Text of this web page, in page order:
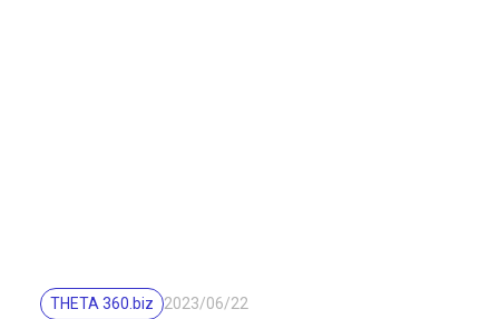
THETA 360.biz 2023/06/22